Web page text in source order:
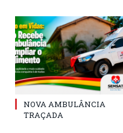
NOVA AMBULÂNCIA
TRAÇADA